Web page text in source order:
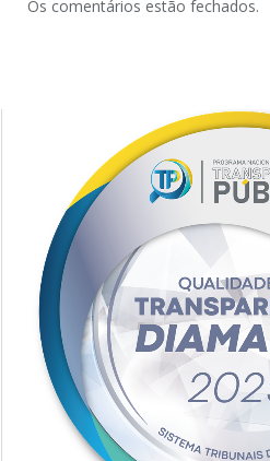
Os comentários estão fechados.